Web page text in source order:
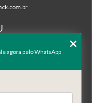
agora pelo WhatsApp